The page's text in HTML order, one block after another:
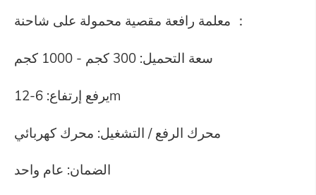
معلمة رافعة مقصية محمولة على شاحنة ：
سعة التحميل: 300 كجم - 1000 كجم
يرفع إرتفاع: 6-12m
محرك الرفع / التشغيل: محرك كهربائي
الضمان: عام واحد